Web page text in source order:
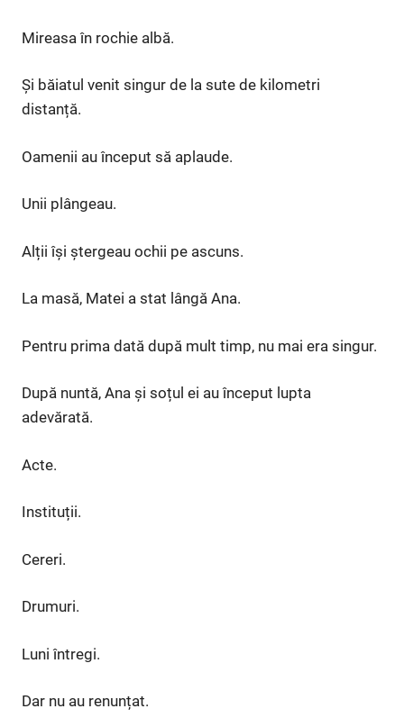
Mireasa în rochie albă.
Și băiatul venit singur de la sute de kilometri
distanță.
Oamenii au început să aplaude.
Unii plângeau.
Alții își ștergeau ochii pe ascuns.
La masă, Matei a stat lângă Ana.
Pentru prima dată după mult timp, nu mai era singur.
După nuntă, Ana și soțul ei au început lupta
adevărată.
Acte.
Instituții.
Cereri.
Drumuri.
Luni întregi.
Dar nu au renunțat.